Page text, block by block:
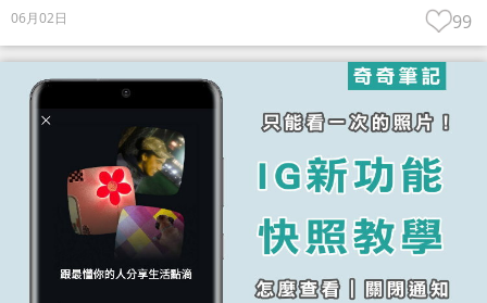
06月02日 99